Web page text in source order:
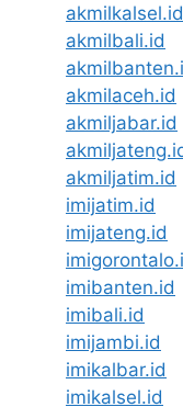
akmilkalsel.id
akmilbali.id
akmilaceh.id
akmiljabar.id
akmiljatim.id
imijatim.id
imijateng.id
imibanten.id
imibali.id
imijambi.id
imikalbar.id
imikalsel.id